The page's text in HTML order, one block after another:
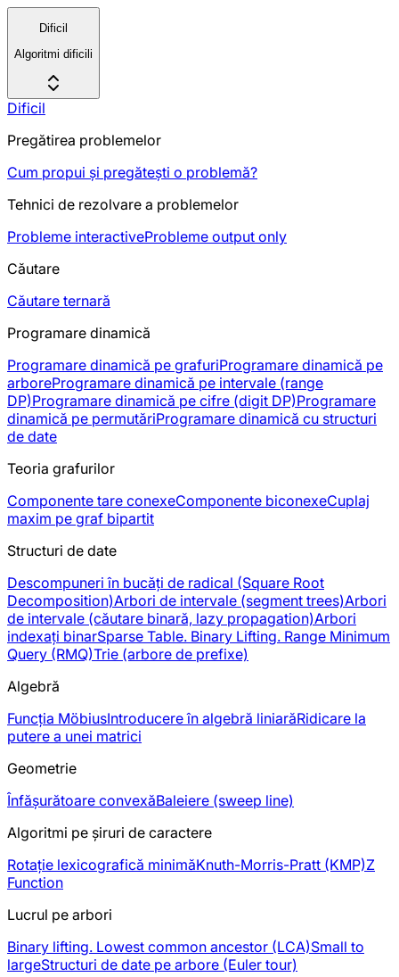
Dificil
Algoritmi dificili
Dificil
Pregătirea problemelor
Cum propui și pregătești o problemă?
Tehnici de rezolvare a problemelor
Probleme interactiveProbleme output only
Căutare
Căutare ternară
Programare dinamică
Programare dinamică pe grafuriProgramare dinamică pe
arboreProgramare dinamică pe intervale (range
DP)Programare dinamică pe cifre (digit DP)Programare
dinamică pe permutăriProgramare dinamică cu structuri
de date
Teoria grafurilor
Componente tare conexeComponente biconexeCuplaj
maxim pe graf bipartit
Structuri de date
Descompuneri în bucăți de radical (Square Root
Decomposition)Arbori de intervale (segment trees)Arbori
de intervale (căutare binară, lazy propagation)Arbori
indexați binarSparse Table. Binary Lifting. Range Minimum
Query (RMQ)Trie (arbore de prefixe)
Algebră
Funcția MöbiusIntroducere în algebră liniarăRidicare la
putere a unei matrici
Geometrie
Înfășurătoare convexăBaleiere (sweep line)
Algoritmi pe șiruri de caractere
Rotație lexicografică minimăKnuth-Morris-Pratt (KMP)Z
Function
Lucrul pe arbori
Binary lifting. Lowest common ancestor (LCA)Small to
largeStructuri de date pe arbore (Euler tour)